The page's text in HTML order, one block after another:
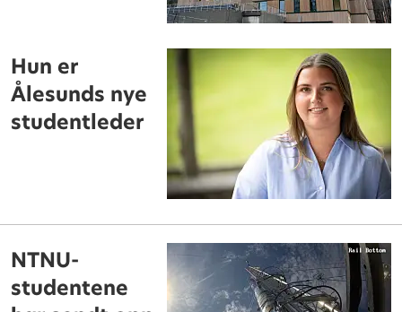
Hun er
Ålesunds nye
studentleder
NTNU-
studentene